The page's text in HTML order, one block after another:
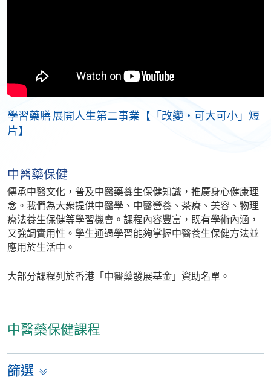
學習藥膳 展開人生第二事業【「改變‧可大可小」短
片】
中醫藥保健
傳承中醫文化，普及中醫藥養生保健知識，推廣身心健康理
念。我們為大衆提供中醫學、中醫營養、茶療、美容、物理
療法養生保健等學習機會。課程內容豐富，既有學術內涵，
又強調實用性。學生通過學習能夠掌握中醫養生保健方法並
應用於生活中。
大部分課程列於香港「中醫藥發展基金」資助名單。
中醫藥保健課程
篩選